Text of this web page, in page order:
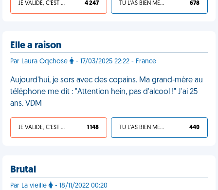
JE VALIDE, C'EST UNE VDM 4 247 TU L'AS BIEN MÉRITÉ 678
Elle a raison
Par Laura Qqchose - 17/03/2025 22:22 - France
Aujourd'hui, je sors avec des copains. Ma grand-mère au
téléphone me dit : "Attention hein, pas d'alcool !" J'ai 25
ans. VDM
JE VALIDE, C'EST UNE VDM 1 148 TU L'AS BIEN MÉRITÉ 440
Brutal
Par La vieille - 18/11/2022 00:20